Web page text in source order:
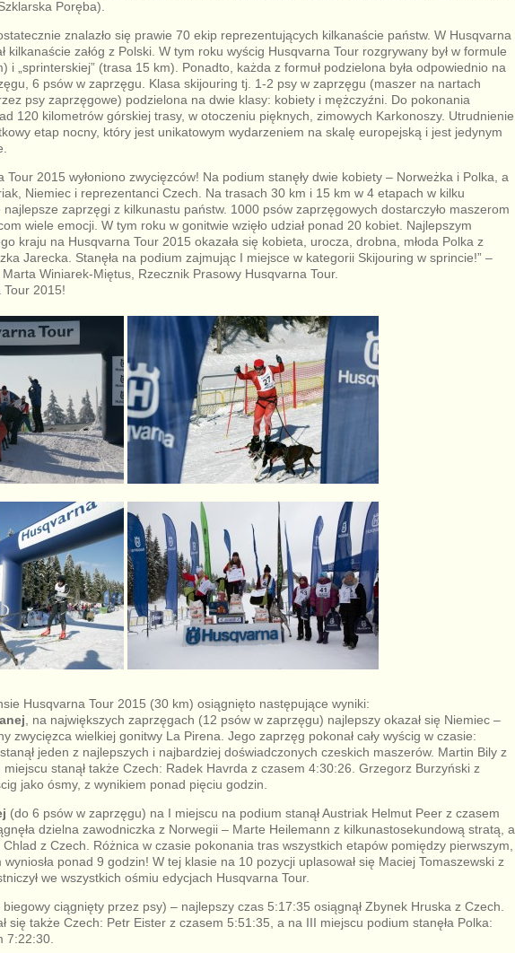
Poręba).
znalazło się prawie 70 ekip reprezentujących kilkanaście państw. W Husqvarna
kilkanaście załóg z Polski. W tym roku wyścig Husqvarna Tour rozgrywany był w formule
i „sprinterskiej” (trasa 15 km). Ponadto, każda z formuł podzielona była odpowiednio na
6 psów w zaprzęgu. Klasa skijouring tj. 1-2 psy w zaprzęgu (maszer na nartach
psy zaprzęgowe) podzielona na dwie klasy: kobiety i mężczyźni. Do pokonania
120 kilometrów górskiej trasy, w otoczeniu pięknych, zimowych Karkonoszy. Utrudnienie
etap nocny, który jest unikatowym wydarzeniem na skalę europejską i jest jedynym
Tour 2015 wyłoniono zwycięzców! Na podium stanęły dwie kobiety – Norweżka i Polka, a
Niemiec i reprezentanci Czech. Na trasach 30 km i 15 km w 4 etapach w kilku
najlepsze zaprzęgi z kilkunastu państw. 1000 psów zaprzęgowych dostarczyło maszerom
wiele emocji. W tym roku w gonitwie wzięło udział ponad 20 kobiet. Najlepszym
kraju na Husqvarna Tour 2015 okazała się kobieta, urocza, drobna, młoda Polka z
Jarecka. Stanęła na podium zajmując I miejsce w kategorii Skijouring w sprincie!” –
Marta Winiarek-Miętus, Rzecznik Prasowy Husqvarna Tour.
Tour 2015!
Husqvarna Tour 2015 (30 km) osiągnięto następujące wyniki:
, na największych zaprzęgach (12 psów w zaprzęgu) najlepszy okazał się Niemiec –
zwycięzca wielkiej gonitwy La Pirena. Jego zaprzęg pokonał cały wyścig w czasie:
jeden z najlepszych i najbardziej doświadczonych czeskich maszerów. Martin Bily z
stanął także Czech: Radek Havrda z czasem 4:30:26. Grzegorz Burzyński z
jako ósmy, z wynikiem ponad pięciu godzin.
(do 6 psów w zaprzęgu) na I miejscu na podium stanął Austriak Helmut Peer z czasem
dzielna zawodniczka z Norwegii – Marte Heilemann z kilkunastosekundową stratą, a
Chlad z Czech. Różnica w czasie pokonania tras wszystkich etapów pomiędzy pierwszym,
ponad 9 godzin! W tej klasie na 10 pozycji uplasował się Maciej Tomaszewski z
we wszystkich ośmiu edycjach Husqvarna Tour.
ciągnięty przez psy) – najlepszy czas 5:17:35 osiągnął Zbynek Hruska z Czech.
się także Czech: Petr Eister z czasem 5:51:35, a na III miejscu podium stanęła Polka:
7:22:30.